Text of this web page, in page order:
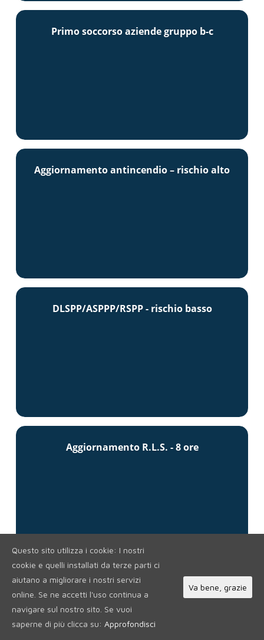
Primo soccorso aziende gruppo b-c
Aggiornamento antincendio – rischio alto
DLSPP/ASPPP/RSPP - rischio basso
Aggiornamento R.L.S. - 8 ore
Intelligenza emotiva
Questo sito utilizza i cookie: I nostri
cookie e quelli installati da terze parti ci
aiutano a migliorare i nostri servizi
online. Se ne accetti l'uso continua a
navigare sul nostro sito. Se vuoi
saperne di più clicca su: Approfondisci
Va bene, grazie